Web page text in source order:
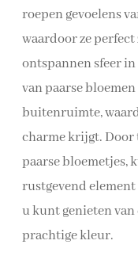
roepen gevoelens
waardoor ze
ontspannen sfeer
van paarse
buitenruimte,
charme krijgt. Door
paarse bloemetjes,
rustgevend
u kunt genieten
prachtige kleur.